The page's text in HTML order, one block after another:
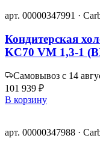
арт. 00000347991 ·
Кондитерская
KC70 VM 1,3-1
Самовывоз с 14
101 939 ₽
В корзину
арт. 00000347988 ·